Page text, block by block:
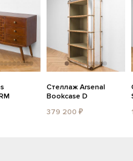
Стеллаж Arsenal
Bookcase D
379 200 ₽